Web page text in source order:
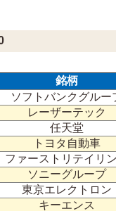
銘柄
ソフトバンクグルー
レーザーテック
任天堂
トヨタ自動車
ファーストリテイリ
ソニーグループ
東京エレクトロン
キーエンス